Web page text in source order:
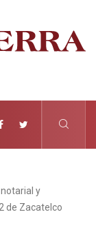
y
de Zacatelco